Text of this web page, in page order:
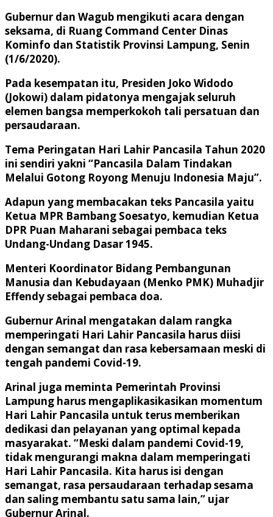
Gubernur dan Wagub mengikuti acara dengan
seksama, di Ruang Command Center Dinas
Kominfo dan Statistik Provinsi Lampung, Senin
(1/6/2020).
Pada kesempatan itu, Presiden Joko Widodo
(Jokowi) dalam pidatonya mengajak seluruh
elemen bangsa memperkokoh tali persatuan dan
persaudaraan.
Tema Peringatan Hari Lahir Pancasila Tahun 2020
ini sendiri yakni “Pancasila Dalam Tindakan
Melalui Gotong Royong Menuju Indonesia Maju”.
Adapun yang membacakan teks Pancasila yaitu
Ketua MPR Bambang Soesatyo, kemudian Ketua
DPR Puan Maharani sebagai pembaca teks
Undang-Undang Dasar 1945.
Menteri Koordinator Bidang Pembangunan
Manusia dan Kebudayaan (Menko PMK) Muhadjir
Effendy sebagai pembaca doa.
Gubernur Arinal mengatakan dalam rangka
memperingati Hari Lahir Pancasila harus diisi
dengan semangat dan rasa kebersamaan meski di
tengah pandemi Covid-19.
Arinal juga meminta Pemerintah Provinsi
Lampung harus mengaplikasikasikan momentum
Hari Lahir Pancasila untuk terus memberikan
dedikasi dan pelayanan yang optimal kepada
masyarakat. “Meski dalam pandemi Covid-19,
tidak mengurangi makna dalam memperingati
Hari Lahir Pancasila. Kita harus isi dengan
semangat, rasa persaudaraan terhadap sesama
dan saling membantu satu sama lain,” ujar
Gubernur Arinal.